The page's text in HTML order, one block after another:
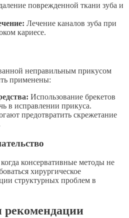
поврежденной ткани зуба и
Лечение каналов зуба при
кариесе.
неправильным прикусом
применены:
Использование брекетов
в исправлении прикуса.
предотвратить скрежетание
консервативные методы не
хирургическое
структурных проблем в